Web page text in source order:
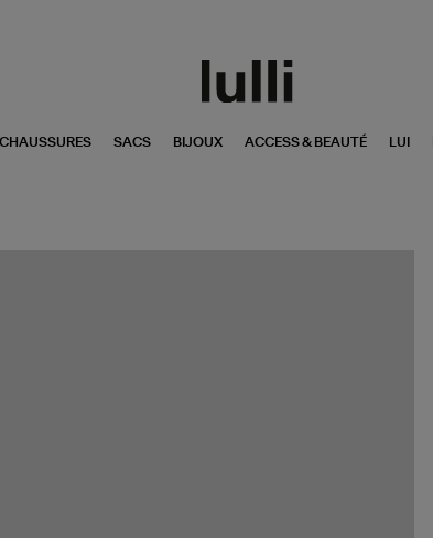
CHAUSSURES SACS BIJOUX ACCESS & BEAUTÉ LUI